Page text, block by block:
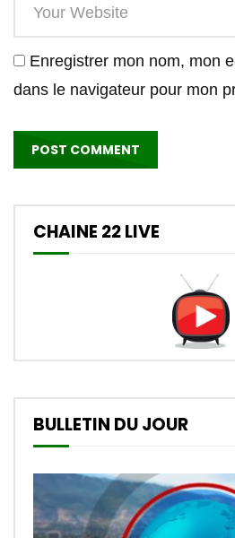
Enregistrer mon nom, mon
dans le navigateur pour mon
CHAINE 22 LIVE
BULLETIN DU JOUR